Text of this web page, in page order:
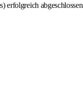
erfolgreich abgeschlossen